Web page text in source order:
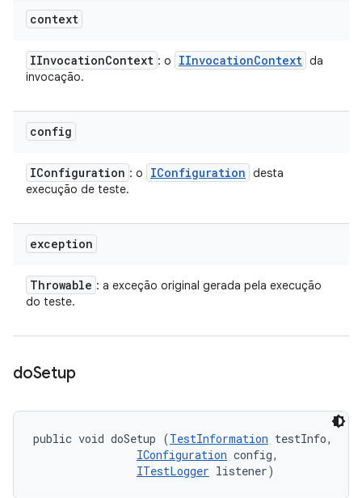
context
IInvocationContext : o IInvocationContext da
invocação.
config
IConfiguration : o IConfiguration desta
execução de teste.
exception
Throwable : a exceção original gerada pela execução
do teste.
doSetup
public void doSetup (TestInformation testInfo,
IConfiguration config,
ITestLogger listener)